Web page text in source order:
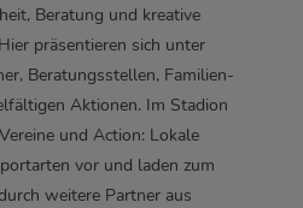
Beratung und kreative
präsentieren sich unter
Beratungsstellen, Familien-
Aktionen. Im Stadion
und Action: Lokale
vor und laden zum
weitere Partner aus